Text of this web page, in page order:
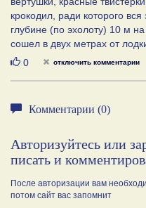
крокодил, ради которого
глубине (по эхолоту) 10 м
сошел в двух метрах от
Нравится
0 отключить комментарии
Комментарии (0)
Авторизуйтесь или
писать и
После авторизации вам
потом сайт вас запомнит